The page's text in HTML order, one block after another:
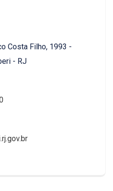
Costa Filho, 1993 -
- RJ